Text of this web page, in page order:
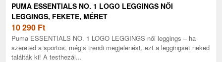
PUMA ESSENTIALS NO. 1 LOGO LEGGINGS NŐI
LEGGINGS, FEKETE, MÉRET
10 290 Ft
Puma ESSENTIALS NO. 1 LOGO LEGGINGS női leggings – ha
szereted a sportos, mégis trendi megjelenést, ezt a leggingset neked
találták ki! A testhezál...